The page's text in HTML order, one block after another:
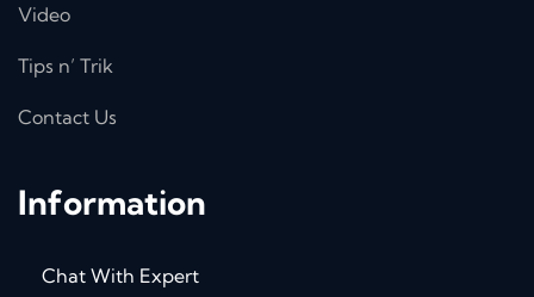
Video
Tips n’ Trik
Contact Us
Information
Chat With Expert